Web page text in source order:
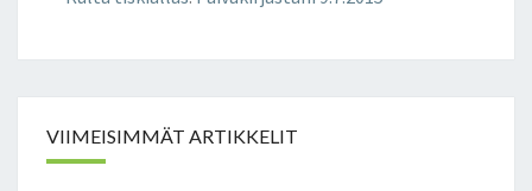
VIIMEISIMMÄT ARTIKKELIT